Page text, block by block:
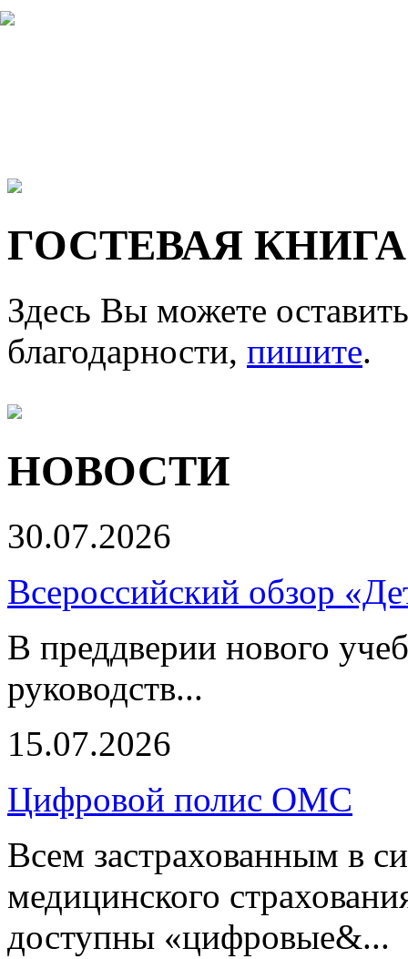
ГОСТЕВАЯ КНИГА
Здесь Вы можете
благодарности, пишите.
НОВОСТИ
30.07.2026
Всероссийский обзор
В преддверии нового
руководств...
15.07.2026
Цифровой полис ОМС
Всем застрахованным в
медицинского
доступны «цифровые&...